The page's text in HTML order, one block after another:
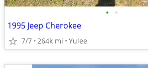
• •
1995 Jeep Cherokee
7/7 264k mi Yulee